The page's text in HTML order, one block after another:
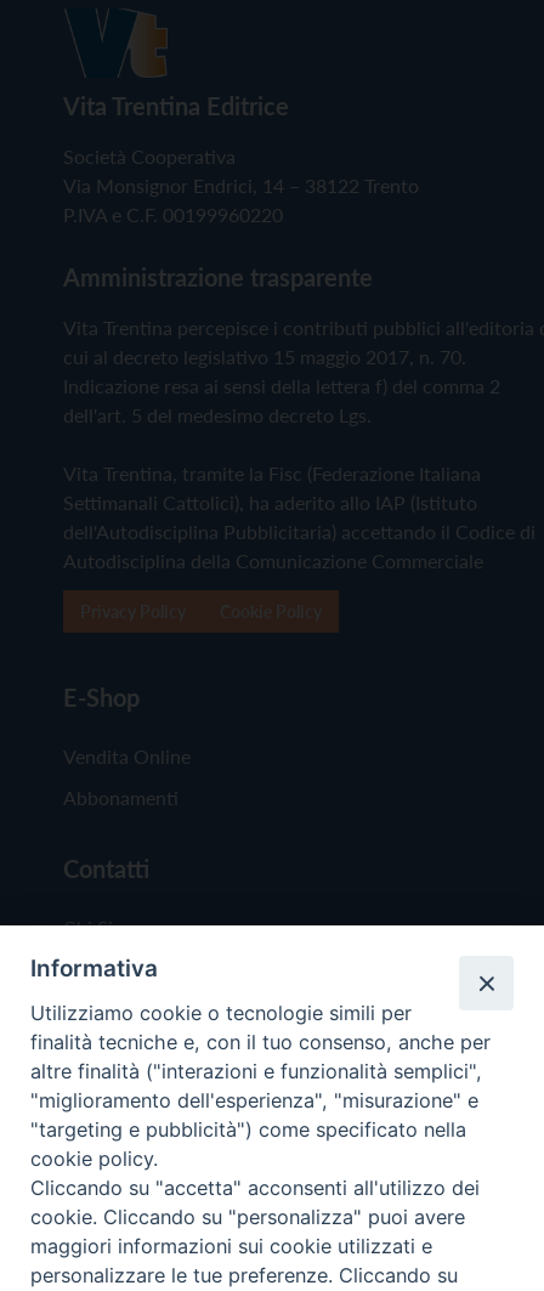
Vita Trentina Editrice
Società Cooperativa
Via Monsignor Endrici, 14 – 38122 Trento
P.IVA e C.F. 00199960220
Amministrazione trasparente
Vita Trentina percepisce i contributi pubblici all'editoria
cui al decreto legislativo 15 maggio 2017, n. 70.
Indicazione resa ai sensi della lettera f) del comma 2
dell'art. 5 del medesimo decreto Lgs.
Vita Trentina, tramite la Fisc (Federazione Italiana
Settimanali Cattolici), ha aderito allo IAP (Istituto
dell'Autodisciplina Pubblicitaria) accettando il Codice di
Autodisciplina della Comunicazione Commerciale
E-Shop
Vendita Online
Abbonamenti
Contatti
Chi Siamo
Redazione
Scrivici
Copyright © 2019 - Tutti i diritti riservati - Vita
Trentina Editrice
Privacy Policy
Informativa
Utilizziamo cookie o tecnologie simili per
finalità tecniche e, con il tuo consenso, anche per
altre finalità ("interazioni e funzionalità semplici",
"miglioramento dell'esperienza", "misurazione" e
"targeting e pubblicità") come specificato nella
cookie policy.
Cliccando su "accetta" acconsenti all'utilizzo dei
cookie. Cliccando su "personalizza" puoi avere
maggiori informazioni sui cookie utilizzati e
personalizzare le tue preferenze. Cliccando su